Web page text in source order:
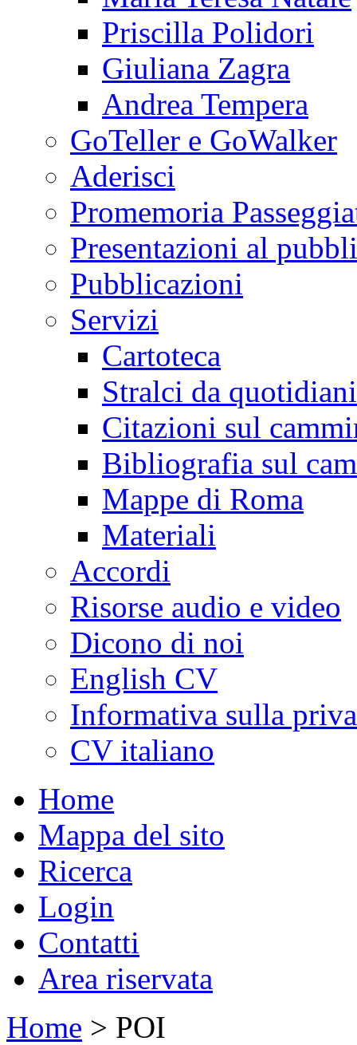
Priscilla Polidori
Giuliana Zagra
Andrea Tempera
GoTeller e GoWalker
Aderisci
Promemoria
Presentazioni al
Pubblicazioni
Servizi
Cartoteca
Stralci da
Citazioni sul
Bibliografia sul
Mappe di Roma
Materiali
Accordi
Risorse audio e video
Dicono di noi
English CV
Informativa sulla
CV italiano
Home
Mappa del sito
Ricerca
Login
Contatti
Area riservata
Home > POI